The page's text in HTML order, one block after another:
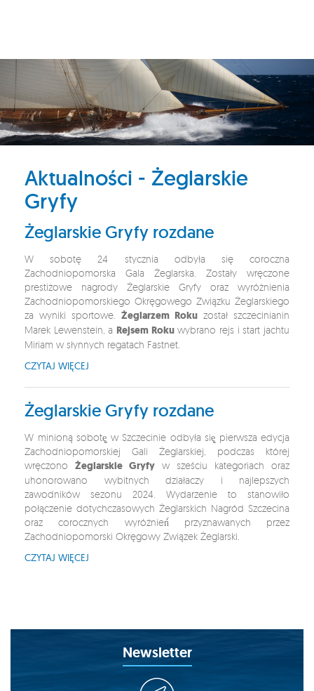
Aktualności - Żeglarskie
Gryfy
Żeglarskie Gryfy rozdane
W sobotę 24 stycznia odbyła się coroczna
Zachodniopomorska Gala Żeglarska. Zostały wręczone
prestiżowe nagrody Żeglarskie Gryfy oraz wyróżnienia
Zachodniopomorskiego Okręgowego Związku Żeglarskiego
za wyniki sportowe. Żeglarzem Roku został szczecinianin
Marek Lewenstein, a Rejsem Rokuwybrano rejs i start jachtu
Miriam w słynnych regatach Fastnet.
CZYTAJ WIĘCEJ
Żeglarskie Gryfy rozdane
W minioną sobotę̨ w Szczecinie odbyła się̨ pierwsza edycja
Zachodniopomorskiej Gali Żeglarskiej, podczas której
wręczono Żeglarskie Gryfy w sześciu kategoriach oraz
uhonorowano wybitnych działaczy i najlepszych
zawodników sezonu 2024. Wydarzenie to stanowiło
połączenie dotychczasowych Żeglarskich Nagród Szczecina
oraz corocznych wyróżnień́ przyznawanych przez
Zachodniopomorski Okręgowy Związek Żeglarski.
CZYTAJ WIĘCEJ
Newsletter